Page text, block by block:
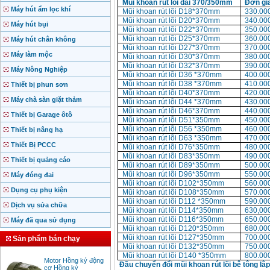
Máy hút ẩm lọc khí
Máy hút bụi
Máy hút chân không
Máy làm mộc
Máy Nông Nghiệp
Thiết bị phun sơn
Máy chà sàn giặt thảm
Thiết bị Garage ôtô
Thiết bị nâng hạ
Thiết Bị PCCC
Thiết bị quảng cáo
Máy đóng đai
Dụng cụ phụ kiện
Dịch vụ sửa chữa
Máy đã qua sử dụng
Sản phẩm bán chạy
cơ Hồng ký
Giá:2280000VND
Mũi khoan rút lõi dài 370/350mm
Đơn
Mũi khoan rút lõi D18*370mm
Mũi khoan rút lõi D20*370mm
Mũi khoan rút lõi D22*370mm
Mũi khoan rút lõi D25*370mm
Mũi khoan rút lõi D27*370mm
Mũi khoan rút lõi D30*370mm
Mũi khoan rút lõi D32*370mm
Mũi khoan rút lõi D36 *370mm
Mũi khoan rút lõi D38 *370mm
Mũi khoan rút lõi D40*370mm
Mũi khoan rút lõi D44 *370mm
Mũi khoan rút lõi D46*370mm
Mũi khoan rút lõi D51*350mm
Mũi khoan rút lõi D56 *350mm
Mũi khoan rút lõi D63 *350mm
Mũi khoan rút lõi D76*350mm
Mũi khoan rút lõi D83*350mm
Mũi khoan rút lõi D89*350mm
Mũi khoan rút lõi D96*350mm
Mũi khoan rút lõi D102*350mm
Mũi khoan rút lõi D108*350mm
Mũi khoan rút lõi D112 *350mm
Mũi khoan rút lõi D114*350mm
Mũi khoan rút lõi D116*350mm
Mũi khoan rút lõi D120*350mm
Mũi khoan rút lõi D127*350mm
Mũi khoan rút lõi D132*350mm
Mũi khoan rút lõi D140 *350mm
Đầu chuyển đổi mũi khoan rút lõi bê tông